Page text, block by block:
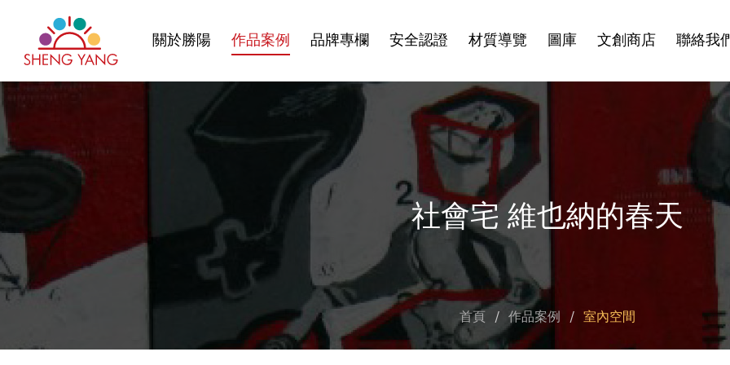
關於勝陽 作品案例 品牌專欄 安全認證 材質導覽 圖庫 文創商店 聯絡我
社會宅 維也納的春天
首頁 作品案例 室內空間